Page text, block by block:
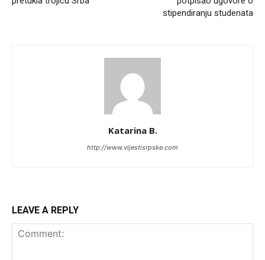
stipendiranju studenata
Katarina B.
http://www.vijestisrpske.com
LEAVE A REPLY